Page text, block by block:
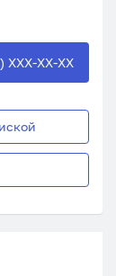
XXX-XX-XX